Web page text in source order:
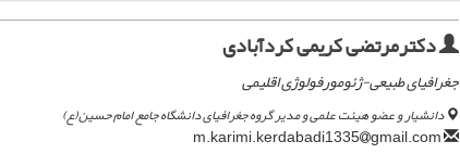
دکترمرتضی کریمی کردآبادی
جغرافیای طبیعی-ژئومورفولوژی اقلیمی
دانشیار و عضو هیئت علمی و مدیر گروه جغرافیای دانشگاه جامع امام حسین(ع)
gmail.com